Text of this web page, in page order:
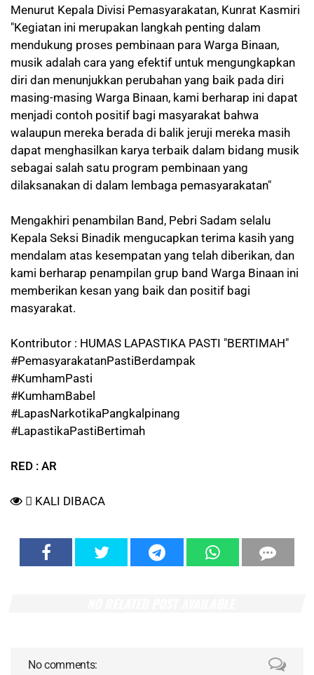
Menurut Kepala Divisi Pemasyarakatan, Kunrat Kasmiri
"Kegiatan ini merupakan langkah penting dalam
mendukung proses pembinaan para Warga Binaan,
musik adalah cara yang efektif untuk mengungkapkan
diri dan menunjukkan perubahan yang baik pada diri
masing-masing Warga Binaan, kami berharap ini dapat
menjadi contoh positif bagi masyarakat bahwa
walaupun mereka berada di balik jeruji mereka masih
dapat menghasilkan karya terbaik dalam bidang musik
sebagai salah satu program pembinaan yang
dilaksanakan di dalam lembaga pemasyarakatan"
Mengakhiri penambilan Band, Pebri Sadam selalu
Kepala Seksi Binadik mengucapkan terima kasih yang
mendalam atas kesempatan yang telah diberikan, dan
kami berharap penampilan grup band Warga Binaan ini
memberikan kesan yang baik dan positif bagi
masyarakat.
Kontributor : HUMAS LAPASTIKA PASTI "BERTIMAH"
#PemasyarakatanPastiBerdampak
#KumhamPasti
#KumhamBabel
#LapasNarkotikaPangkalpinang
#LapastikaPastiBertimah
RED : AR
KALI DIBACA
No comments: